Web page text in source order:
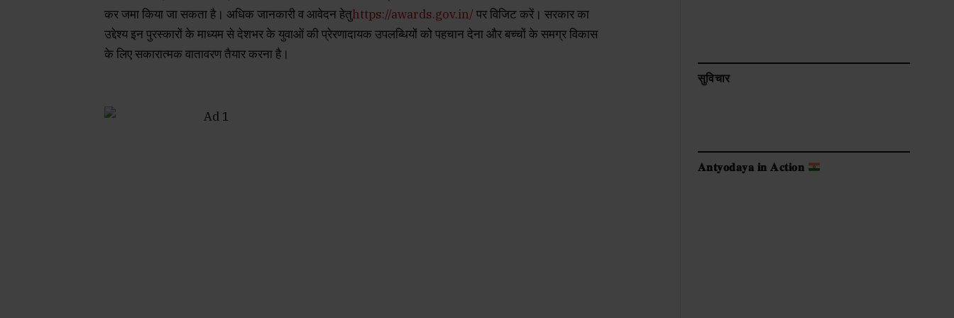
कर जमा किया जा सकता है। अधिक जानकारी व आवेदन हेतुhttps://awards.gov.in/पर विजिट करें। सरकार का
उद्देश्य इन पुरस्कारों के माध्यम से देशभर के युवाओं की प्रेरणादायक उपलब्धियों को पहचान देना और बच्चों के समग्र विकास
के लिए सकारात्मक वातावरण तैयार करना है।
सुविचार
𝐀𝐧𝐭𝐲𝐨𝐝𝐚𝐲𝐚 𝐢𝐧 𝐀𝐜𝐭𝐢𝐨𝐧